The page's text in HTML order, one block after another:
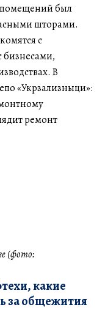
помещений был
шторами.
с
бизнесами,
В
«Укрзализныци»:
ремонт
(фото:
какие
за общежития